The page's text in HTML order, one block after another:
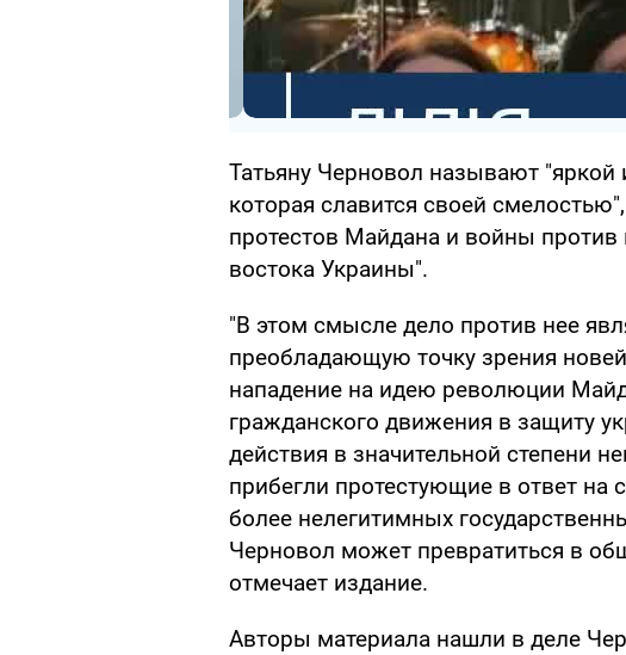
Татьяну Черновол называют
которая славится своей
протестов Майдана и войны
востока Украины".
"В этом смысле дело против нее
преобладающую точку зрения
нападение на идею революции
гражданского движения в защиту
действия в значительной степени
прибегли протестующие в ответ на
более нелегитимных
Черновол может превратиться в
отмечает издание.
Авторы материала нашли в деле